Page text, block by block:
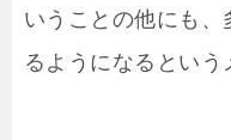
いうことの他にも
るようになるという